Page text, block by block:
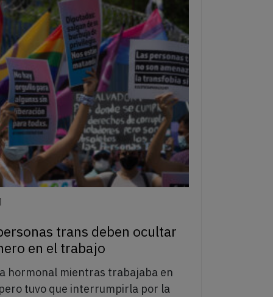
trans deben ocultar
en el trabajo
hormonal mientras trabajaba en
tuvo que interrumpirla por la